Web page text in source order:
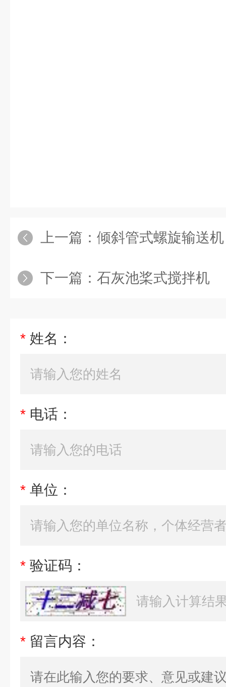
上一篇： 倾斜管式螺旋输送机
下一篇： 石灰池桨式搅拌机
* 姓名：
* 电话：
* 单位：
* 验证码：
* 留言内容：